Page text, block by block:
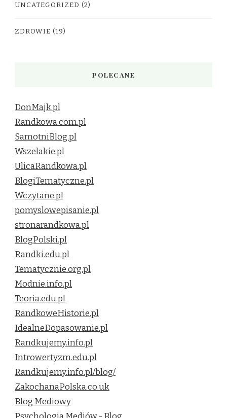
UNCATEGORIZED (2)
ZDROWIE (19)
POLECANE
DonMajk.pl
Randkowa.com.pl
SamotniBlog.pl
Wszelakie.pl
UlicaRandkowa.pl
BlogiTematyczne.pl
Wczytane.pl
pomyslowepisanie.pl
stronarandkowa.pl
BlogPolski.pl
Randki.edu.pl
Tematycznie.org.pl
Modnie.info.pl
Teoria.edu.pl
RandkoweHistorie.pl
IdealneDopasowanie.pl
Randkujemy.info.pl
Introwertyzm.edu.pl
Randkujemy.info.pl/blog/
ZakochanaPolska.co.uk
Blog Mediowy